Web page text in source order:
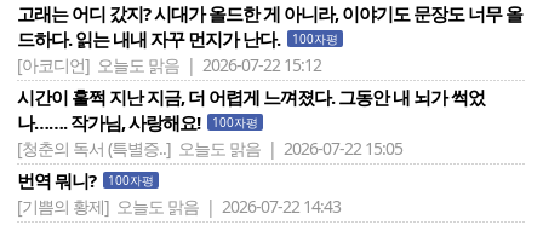
고래는 어디 갔지? 시대가 올드한 게 아니라, 이야기도 문장도 너무 올
드하다. 읽는 내내 자꾸 먼지가 난다.
100자평
[아코디언] 오늘도 맑음 | 2026-07-22 15:12
시간이 훌쩍 지난 지금, 더 어렵게 느껴졌다. 그동안 내 뇌가 썩었
나……. 작가님, 사랑해요!
100자평
[청춘의 독서 (특별증..] 오늘도 맑음 | 2026-07-22 15:05
번역 뭐니? 100자평
[기쁨의 황제] 오늘도 맑음 | 2026-07-22 14:43